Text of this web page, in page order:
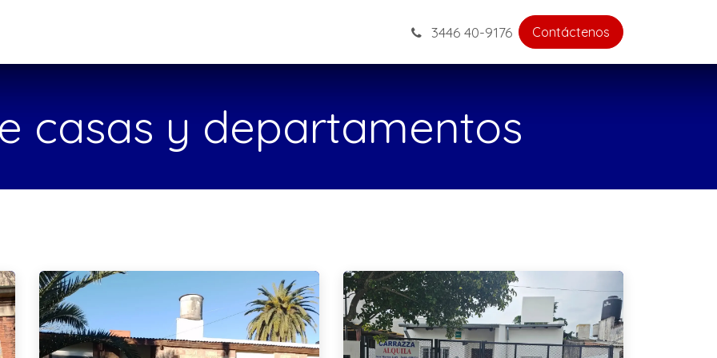
3446 40-9176 Contáctenos
casas y departamentos